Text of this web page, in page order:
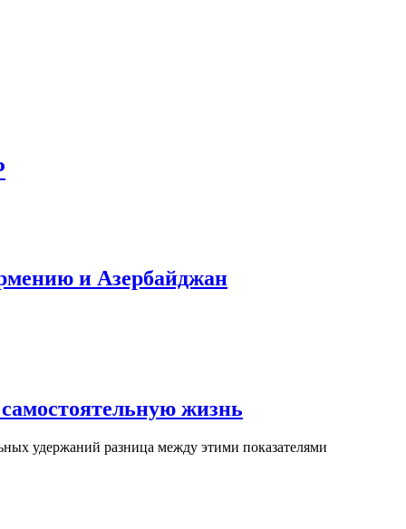
и Азербайджан
жизнь
удержаний разница между этими показателями